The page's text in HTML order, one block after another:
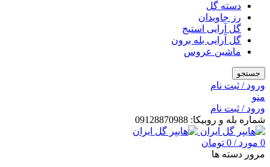
دسته گل
رز جاویدان
گل آرایی استیج
گل آرایی بله برون
ماشین عروس
جستجو
ورود / ثبت نام
منو
ورود / ثبت نام
شماره بله و روبیکا: 09128870988
0 مورد /
0 تومان
مرور دسته ها